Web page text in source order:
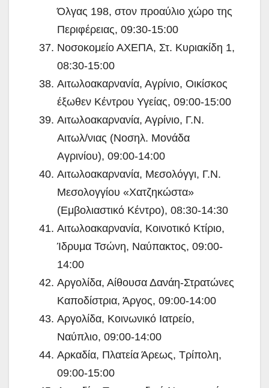
Όλγας 198, στον προαύλιο χώρο της
Περιφέρειας, 09:30-15:00
Νοσοκομείο ΑΧΕΠΑ, Στ. Κυριακίδη 1,
08:30-15:00
Αιτωλοακαρνανία, Αγρίνιο, Οικίσκος
έξωθεν Κέντρου Υγείας, 09:00-15:00
Αιτωλοακαρνανία, Αγρίνιο, Γ.Ν.
Αιτωλ/νιας (Νοσηλ. Μονάδα
Αγρινίου), 09:00-14:00
Αιτωλοακαρνανία, Μεσολόγγι, Γ.Ν.
Μεσολογγίου «Χατζηκώστα»
(Εμβολιαστικό Κέντρο), 08:30-14:30
Αιτωλοακαρνανία, Κοινοτικό Κτίριο,
Ίδρυμα Τσώνη, Ναύπακτος, 09:00-
14:00
Αργολίδα, Αίθουσα Δανάη-Στρατώνες
Καποδίστρια, Άργος, 09:00-14:00
Αργολίδα, Κοινωνικό Ιατρείο,
Ναύπλιο, 09:00-14:00
Αρκαδία, Πλατεία Άρεως, Τρίπολη,
09:00-15:00